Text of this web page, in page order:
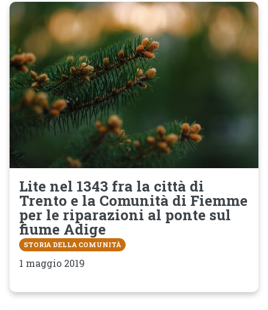
Lite nel 1343 fra la città di
Trento e la Comunità di Fiemme
per le riparazioni al ponte sul
fiume Adige
STORIA DELLA COMUNITÀ
1 maggio 2019